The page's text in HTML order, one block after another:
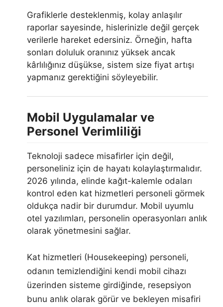
Grafiklerle desteklenmiş, kolay anlaşılır
raporlar sayesinde, hislerinizle değil gerçek
verilerle hareket edersiniz. Örneğin, hafta
sonları doluluk oranınız yüksek ancak
kârlılığınız düşükse, sistem size fiyat artışı
yapmanız gerektiğini söyleyebilir.
Mobil Uygulamalar ve
Personel Verimliliği
Teknoloji sadece misafirler için değil,
personeliniz için de hayatı kolaylaştırmalıdır.
2026 yılında, elinde kağıt-kalemle odaları
kontrol eden kat hizmetleri personeli görmek
oldukça nadir bir durumdur. Mobil uyumlu
otel yazılımları, personelin operasyonları anlık
olarak yönetmesini sağlar.
Kat hizmetleri (Housekeeping) personeli,
odanın temizlendiğini kendi mobil cihazı
üzerinden sisteme girdiğinde, resepsiyon
bunu anlık olarak görür ve bekleyen misafiri